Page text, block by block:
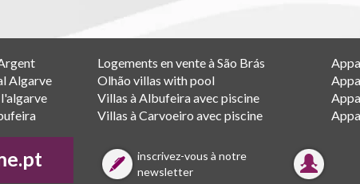
Algarve
Logements en vente à São Brás
Olhão villas with pool
Villas à Albufeira avec piscine
Villas à Carvoeiro avec piscine
inscrivez-vous à notre
newsletter